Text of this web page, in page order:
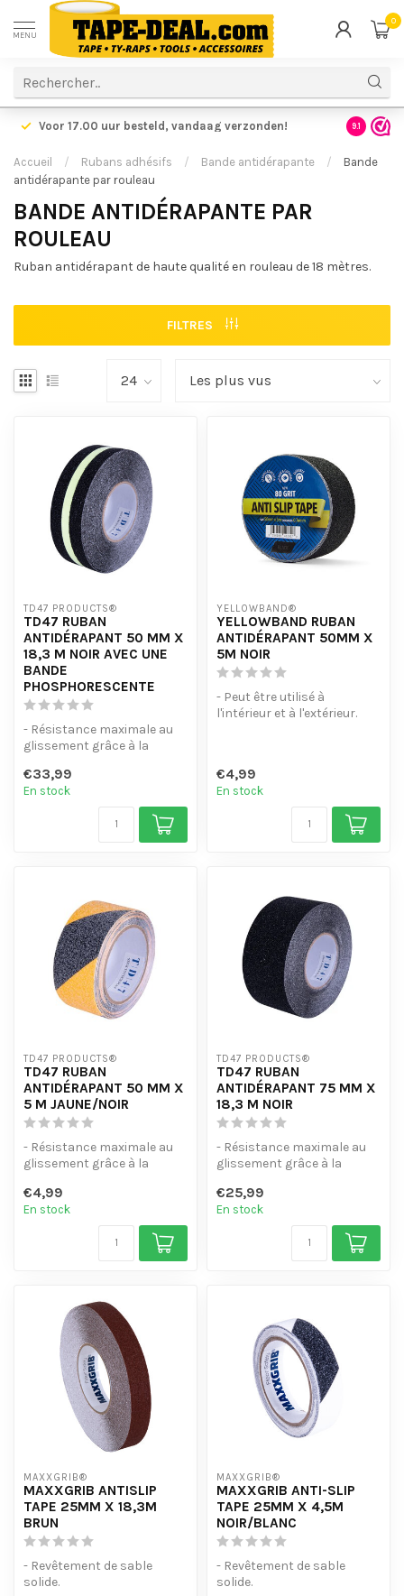
MENU
0
Voor 17.00 uur besteld, vandaag verzonden! 9.1
Accueil / Rubans adhésifs / Bande antidérapante /
Bande
antidérapante par rouleau
BANDE ANTIDÉRAPANTE PAR
ROULEAU
Ruban antidérapant de haute qualité en rouleau de 18 mètres.
FILTRES
TD47 PRODUCTS®
TD47 RUBAN
ANTIDÉRAPANT 50 MM X
18,3 M NOIR AVEC UNE
BANDE
PHOSPHORESCENTE
- Résistance maximale au
glissement grâce à la
- Couche adhé...
€33,99
En stock
YELLOWBAND®
YELLOWBAND RUBAN
ANTIDÉRAPANT 50MM X
5M NOIR
- Peut être utilisé à
l'intérieur et à l'extérieur.
€4,99
En stock
TD47 PRODUCTS®
TD47 RUBAN
ANTIDÉRAPANT 50 MM X
5 M JAUNE/NOIR
- Résistance maximale au
glissement grâce à la
- Couche adhé...
€4,99
En stock
TD47 PRODUCTS®
TD47 RUBAN
ANTIDÉRAPANT 75 MM X
18,3 M NOIR
- Résistance maximale au
glissement grâce à la
- Couche adhé...
€25,99
En stock
MAXXGRIB®
MAXXGRIB ANTISLIP
TAPE 25MM X 18,3M
BRUN
- Revêtement de sable
solide.
MAXXGRIB®
MAXXGRIB ANTI-SLIP
TAPE 25MM X 4,5M
NOIR/BLANC
- Revêtement de sable
solide.